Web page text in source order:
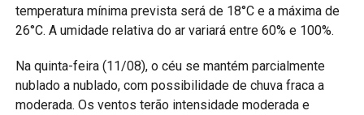
temperatura mínima prevista será de 18°C e a máxima de
26°C. A umidade relativa do ar variará entre 60% e 100%.
Na quinta-feira (11/08), o céu se mantém parcialmente
nublado a nublado, com possibilidade de chuva fraca a
moderada. Os ventos terão intensidade moderada e